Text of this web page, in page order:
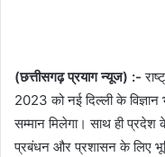
(छत्तीसगढ़ प्रयाग न्यूज) :-
2023 को नई दिल्ली के
सम्मान मिलेगा। साथ ही प्रदेश
प्रबंधन और प्रशासन के लिए